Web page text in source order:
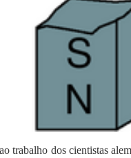
trabalho dos cientistas